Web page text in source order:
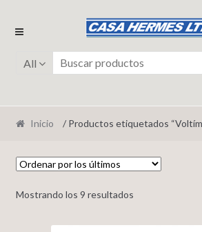
Ir
navegación
Ir
contenido
All
Inicio / Productos etiquetados
Mostrando los 9 resultados